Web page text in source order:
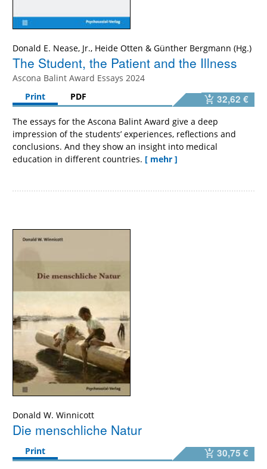
Donald E. Nease, Jr., Heide Otten & Günther Bergmann
The Student, the Patient and the Illness
Ascona Balint Award Essays 2024
Print
PDF 32,62 €
The essays for the Ascona Balint Award give a deep
impression of the students’ experiences, reflections and
conclusions. And they show an insight into medical
education in different countries. [ mehr ]
Donald W. Winnicott
Die menschliche Natur
Print 30,75 €